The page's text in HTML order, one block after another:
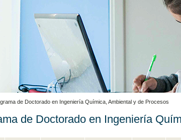
de Doctorado en Ingeniería Química, Ambiental y de Procesos
de Doctorado en Ingeniería